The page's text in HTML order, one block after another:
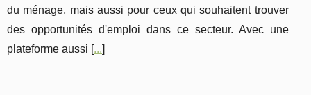
du ménage, mais aussi pour ceux qui souhaitent trouver
des opportunités d'emploi dans ce secteur. Avec une
plateforme aussi [...]